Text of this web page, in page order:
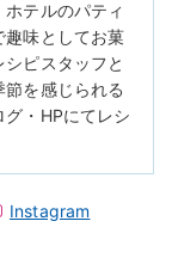
テルのパティ
趣味としてお菓
ピスタッフと
を感じられる
・HPにてレシ
Instagram